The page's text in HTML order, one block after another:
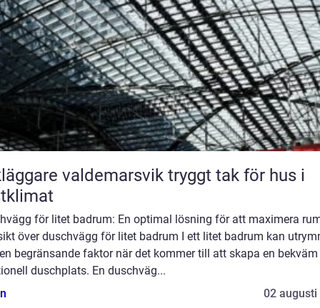
valdemarsvik tryggt tak för hus i
för litet badrum: En optimal lösning för att maximera
över duschvägg för litet badrum I ett litet badrum kan
begränsande faktor när det kommer till att skapa en
duschplats. En duschväg...
02 augusti